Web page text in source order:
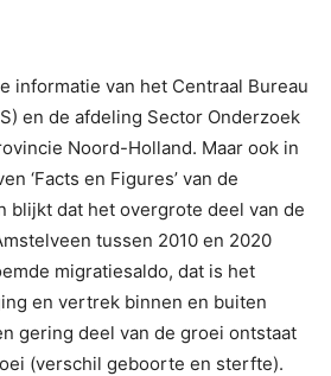
informatie van het Centraal Bureau
en de afdeling Sector Onderzoek
Noord-Holland. Maar ook in
‘Facts en Figures’ van de
blijkt dat het overgrote deel van de
tussen 2010 en 2020
migratiesaldo, dat is het
en vertrek binnen en buiten
gering deel van de groei ontstaat
(verschil geboorte en sterfte).